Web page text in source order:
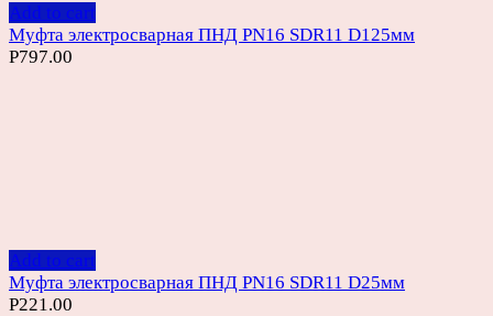
Add to cart
Муфта электросварная ПНД PN16 SDR11 D125мм
Р797.00
Add to cart
Муфта электросварная ПНД PN16 SDR11 D25мм
Р221.00